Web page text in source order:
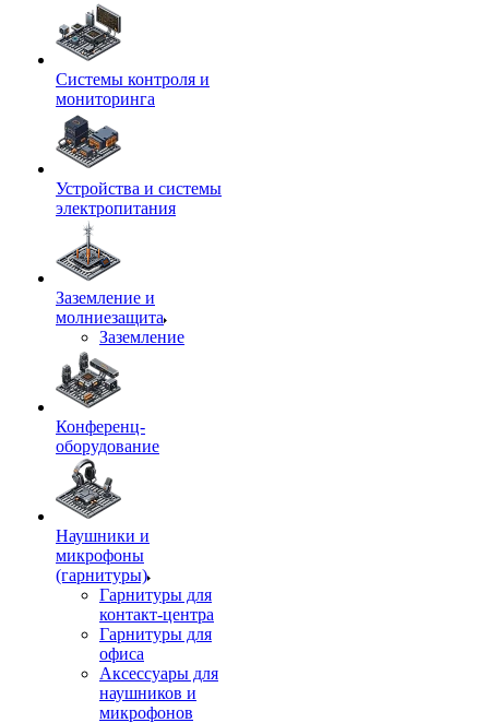
Системы контроля и
мониторинга
Устройства и системы
электропитания
Заземление и
молниезащита
Заземление
Конференц-
оборудование
Наушники и
микрофоны
(гарнитуры)
Гарнитуры для
контакт-центра
Гарнитуры для
офиса
Аксессуары для
наушников и
микрофонов